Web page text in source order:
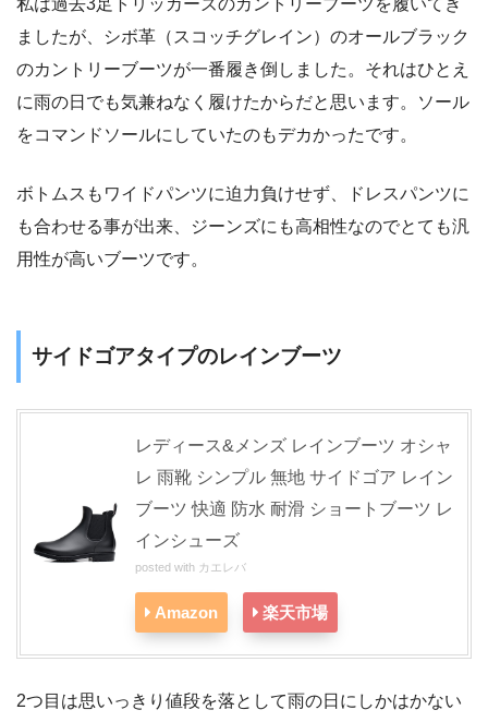
ましたが、シボ革（スコッチグレイン）のオールブラック
のカントリーブーツが一番履き倒しました。それはひとえ
に雨の日でも気兼ねなく履けたからだと思います。ソール
をコマンドソールにしていたのもデカかったです。
ボトムスもワイドパンツに迫力負けせず、ドレスパンツに
も合わせる事が出来、ジーンズにも高相性なのでとても汎
用性が高いブーツです。
サイドゴアタイプのレインブーツ
レディース&メンズ レインブーツ オシャ
レ 雨靴 シンプル 無地 サイドゴア レイン
ブーツ 快適 防水 耐滑 ショートブーツ レ
インシューズ
posted with カエレバ
Amazon 楽天市場
2つ目は思いっきり値段を落として雨の日にしかはかない